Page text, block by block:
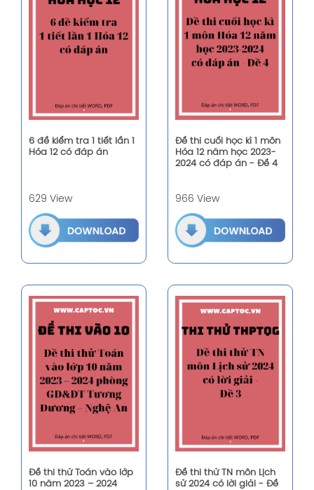
6 đề kiểm tra 1 tiết lần 1
Hóa 12 có đáp án
629 View
Đề thi cuối học kì 1 môn
Hóa 12 năm học 2023-
2024 có đáp án - Đề 4
966 View
Đề thi thử Toán vào lớp
10 năm 2023 – 2024
Đề thi thử TN môn Lịch
sử 2024 có lời giải - Đề